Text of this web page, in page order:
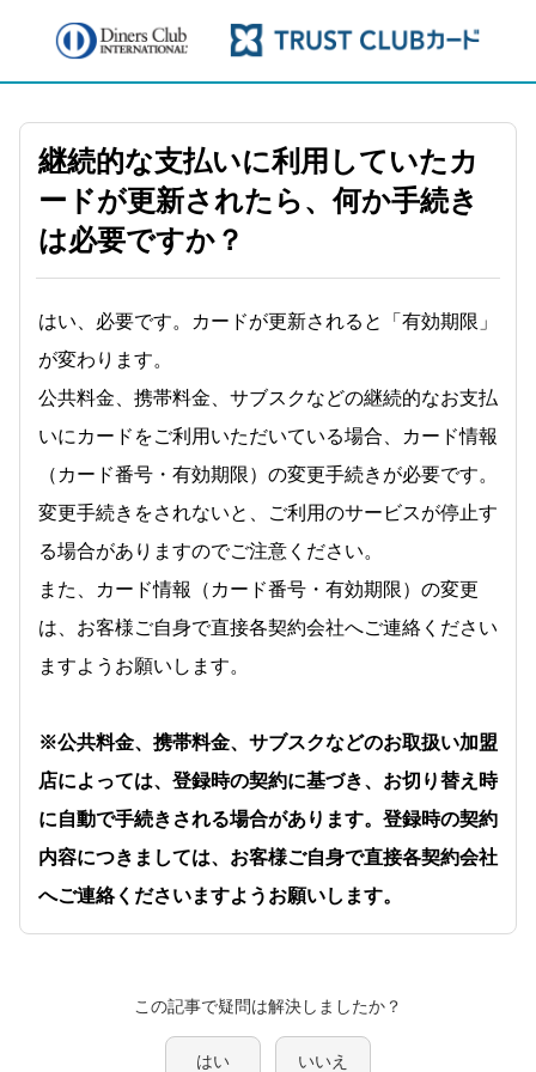
継続的な支払いに利用していたカ
ードが更新されたら、何か手続き
は必要ですか？
はい、必要です。カードが更新されると「有効期限」
が変わります。
公共料金、携帯料金、サブスクなどの継続的なお支払
いにカードをご利用いただいている場合、カード情報
（カード番号・有効期限）の変更手続きが必要です。
変更手続きをされないと、ご利用のサービスが停止す
る場合がありますのでご注意ください。
また、カード情報（カード番号・有効期限）の変更
は、お客様ご自身で直接各契約会社へご連絡ください
ますようお願いします。
※公共料金、携帯料金、サブスクなどのお取扱い加盟
店によっては、登録時の契約に基づき、お切り替え時
に自動で手続きされる場合があります。登録時の契約
内容につきましては、お客様ご自身で直接各契約会社
へご連絡くださいますようお願いします。
この記事で疑問は解決しましたか？
はい いいえ